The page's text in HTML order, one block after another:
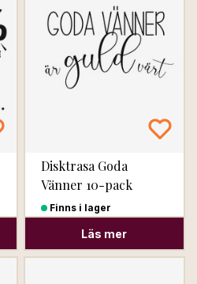
Disktrasa Goda
Vänner 10-pack
Finns i lager
Läs mer